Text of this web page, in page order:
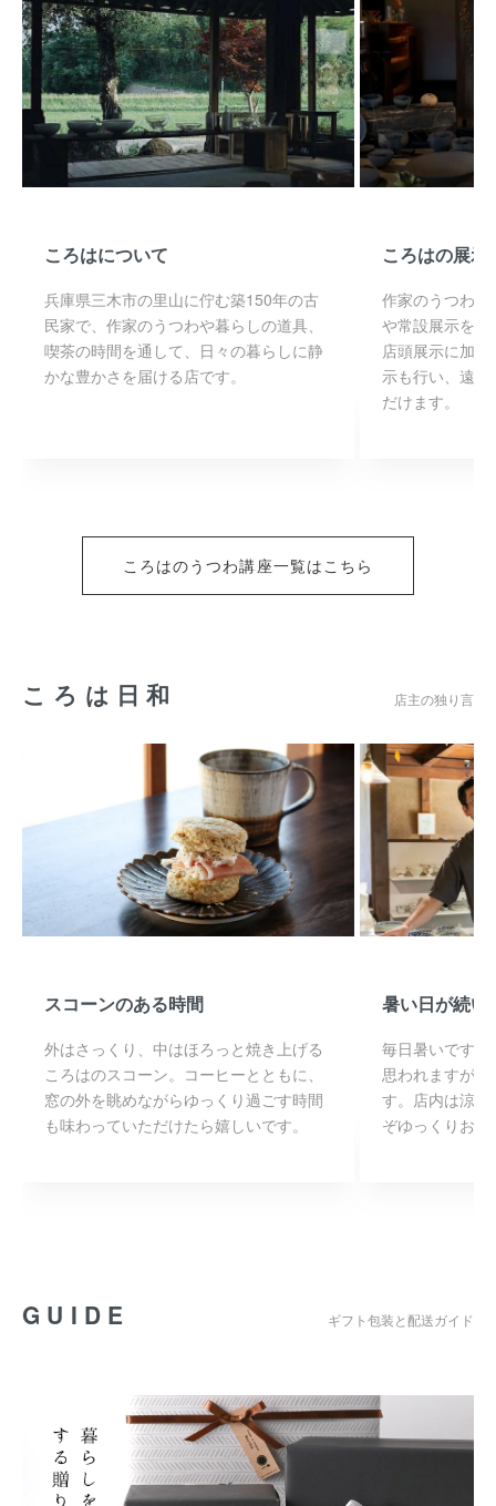
ころはについて
兵庫県三木市の里山に佇む築150年の古
民家で、作家のうつわや暮らしの道具、
喫茶の時間を通して、日々の暮らしに静
かな豊かさを届ける店です。
ころはの展示
作家のうつわ
や常設展示を
店頭展示に加
示も行い、遠
だけます。
ころはのうつわ講座一覧はこちら
ころは日和 店主の独り言
スコーンのある時間
外はさっくり、中はほろっと焼き上げる
ころはのスコーン。コーヒーとともに、
窓の外を眺めながらゆっくり過ごす時間
も味わっていただけたら嬉しいです。
暑い日が続い
毎日暑いです
思われますが
す。店内は涼
ぞゆっくりお
GUIDE ギフト包装と配送ガイド